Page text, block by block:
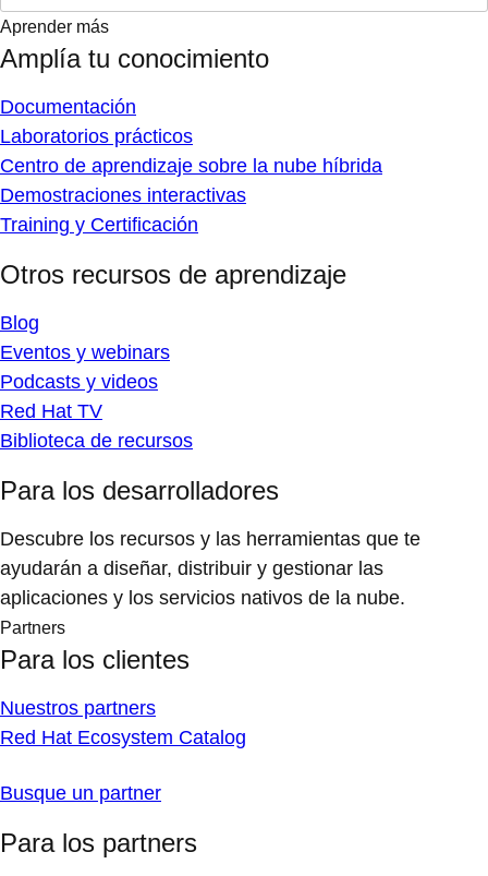
Aprender más
Amplía tu conocimiento
Documentación
Laboratorios prácticos
Centro de aprendizaje sobre la nube híbrida
Demostraciones interactivas
Training y Certificación
Otros recursos de aprendizaje
Blog
Eventos y webinars
Podcasts y videos
Red Hat TV
Biblioteca de recursos
Para los desarrolladores
Descubre los recursos y las herramientas que te
ayudarán a diseñar, distribuir y gestionar las
aplicaciones y los servicios nativos de la nube.
Partners
Para los clientes
Nuestros partners
Red Hat Ecosystem Catalog
Busque un partner
Para los partners